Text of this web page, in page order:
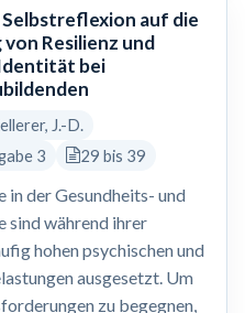
auf die
Resilienz und
bei
J.-D.
3
29 bis 39
in der Gesundheits- und
sind während ihrer
hohen psychischen und
ausgesetzt. Um
zu begegnen,